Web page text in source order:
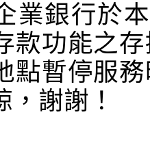
業銀行於
款功能之
點暫停服
，謝謝！